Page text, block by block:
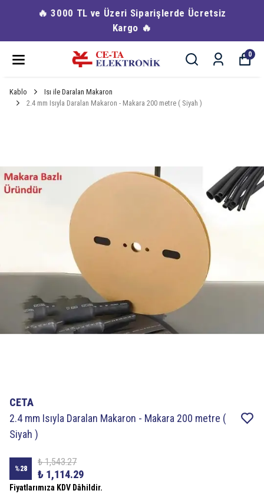
🔥 3000 TL ve Üzeri Siparişlerde Ücretsiz
Kargo 🔥
0
Kablo
Isı ile Daralan Makaron
2.4 mm Isıyla Daralan Makaron - Makara 200 metre ( Siyah )
CETA
2.4 mm Isıyla Daralan Makaron - Makara 200 metre (
Siyah )
%28
₺ 1,543.27
₺ 1,114.29
Fiyatlarımıza KDV Dâhildir.